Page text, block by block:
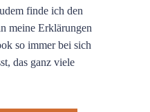
finde ich den
meine Erklärungen
so immer bei sich
das ganz viele